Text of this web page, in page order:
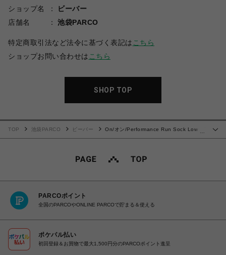
ショップ名
ビーバー
店舗名
池袋PARCO
特定商取引法など法令に基づく表記は こちら
ショップお問い合わせは こちら
SHOP TOP
TOP 池袋PARCO ビーバー
On/オン/Performance Run Sock Low パ
PARCOポイント
全国のPARCOやONLINE PARCOで貯まる＆使える
ポケパル払い
初回登録＆お買物で最大1,500円分のPARCOポイント進呈